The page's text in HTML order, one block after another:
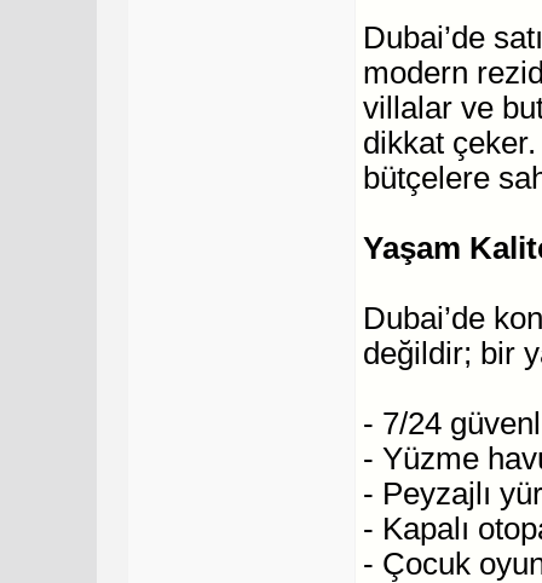
Dubai’de
modern
villalar ve
dikkat
bütçelere
Yaşam
Dubai’de
değildir; bir
- 7/24
- Yüzme
- Peyzajlı
- Kapalı
- Çocuk